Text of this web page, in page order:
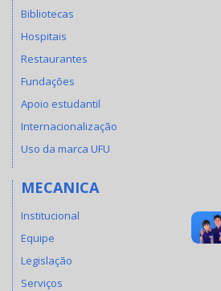
Bibliotecas
Hospitais
Restaurantes
Fundações
Apoio estudantil
Internacionalização
Uso da marca UFU
MECANICA
Institucional
Equipe
Legislação
Serviços